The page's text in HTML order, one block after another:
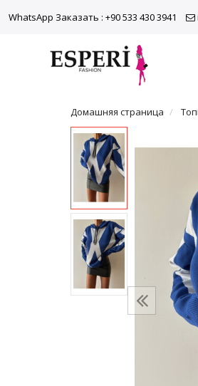
WhatsApp Заказать : +90 533 430 3941
Домашняя страница